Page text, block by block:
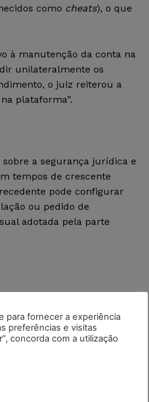
como cheats), o que
à manutenção da conta na
unilateralmente os
o juiz reiterou a
plataforma”.
a segurança jurídica e
tempos de crescente
pode configurar
ou pedido de
adotada pela parte
Juristas.
Whatsapp.
para fornecer a experiência
preferências e visitas
concorda com a utilização